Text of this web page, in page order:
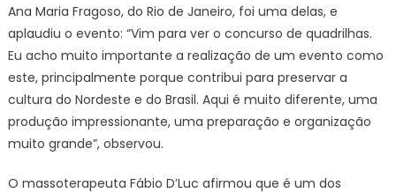
Ana Maria Fragoso, do Rio de Janeiro, foi uma delas, e
aplaudiu o evento: “Vim para ver o concurso de quadrilhas.
Eu acho muito importante a realização de um evento como
este, principalmente porque contribui para preservar a
cultura do Nordeste e do Brasil. Aqui é muito diferente, uma
produção impressionante, uma preparação e organização
muito grande”, observou.
O massoterapeuta Fábio D’Luc afirmou que é um dos